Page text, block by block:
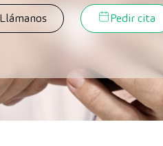
Llámanos Pedir cita